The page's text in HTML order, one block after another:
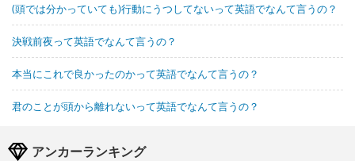
(頭では分かっていても)行動にうつしてないって英語でなんて言うの？
決戦前夜って英語でなんて言うの？
本当にこれで良かったのかって英語でなんて言うの？
君のことが頭から離れないって英語でなんて言うの？
アンカーランキング